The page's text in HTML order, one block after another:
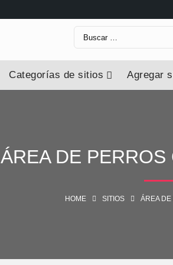
Categorías de sitios Agregar
ÁREA DE
HOME SITIOS ÁREA